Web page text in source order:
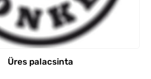
Üres palacsinta